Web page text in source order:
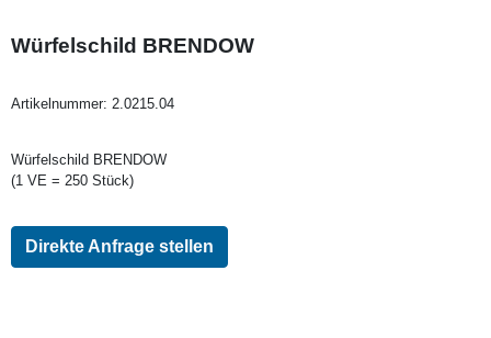
Würfelschild BRENDOW
Artikelnummer: 2.0215.04
Würfelschild BRENDOW
(1 VE = 250 Stück)
Direkte Anfrage stellen